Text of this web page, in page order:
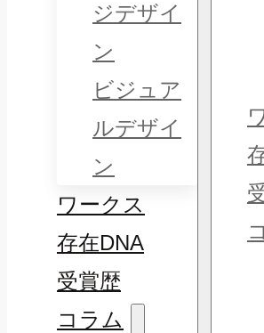
ジデザイ
ン
ビジュア
ルデザイ
ン
ワークス
存在DNA
受賞歴
コラム